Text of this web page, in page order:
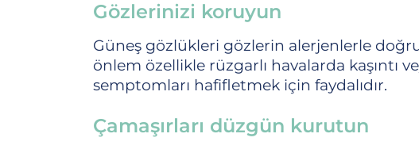
Gözlerinizi koruyun
Güneş gözlükleri gözlerin alerjenlerle
önlem özellikle rüzgarlı havalarda kaşıntı
semptomları hafifletmek için faydalıdır.
Çamaşırları düzgün kurutun